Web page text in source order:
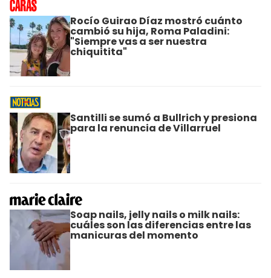
Rocío Guirao Díaz mostró cuánto
cambió su hija, Roma Paladini:
"Siempre vas a ser nuestra
chiquitita"
Santilli se sumó a Bullrich y presiona
para la renuncia de Villarruel
Soap nails, jelly nails o milk nails:
cuáles son las diferencias entre las
manicuras del momento